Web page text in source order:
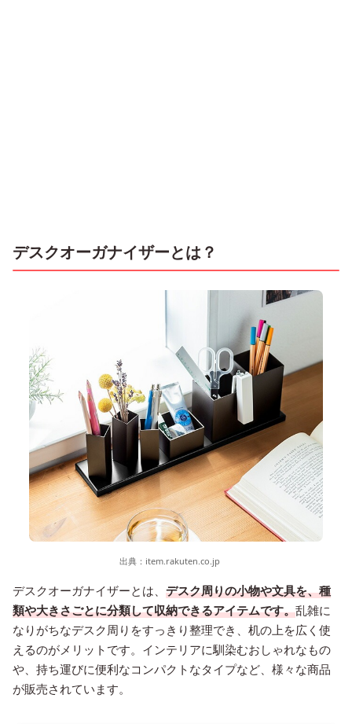
デスクオーガナイザーとは？
出典： item.rakuten.co.jp
デスクオーガナイザーとは、 デスク周りの小物や文具を、種
類や大きさごとに分類して収納できるアイテムです。乱雑に
なりがちなデスク周りをすっきり整理でき、机の上を広く使
えるのがメリットです。インテリアに馴染むおしゃれなもの
や、持ち運びに便利なコンパクトなタイプなど、様々な商品
が販売されています。